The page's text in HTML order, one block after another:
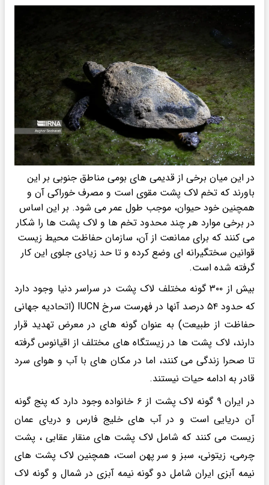
در این میان برخی از قدیمی های بومی مناطق جنوبی بر این
باورند که تخم لاک پشت مقوی است و مصرف خوراکی آن و
همچنین خود حیوان، موجب طول عمر می شود. بر این اساس
در برخی موارد هر چند محدود تخم ها و لاک پشت ها را شکار
می کنند که برای ممانعت از آن، سازمان حفاظت محیط زیست
قوانین سختگیرانه ای وضع کرده و تا حد زیادی جلوی این کار
گرفته شده است.
بیش از ۳۰۰ گونه مختلف لاک‌ پشت‌ ‌در سراسر دنیا وجود دارد
که حدود ۵۴ درصد آنها در فهرست سرخ IUCN (اتحادیه جهانی
حفاظت از طبیعت) به عنوان گونه ‌های در معرض تهدید قرار
دارند، لاک پشت ها در زیستگاه ‌های مختلف از اقیانوس گرفته
تا صحرا زندگی می ‌کنند، اما در مکان ‌های با آب و هوای سرد
قادر به ادامه حیات نیستند.
در ایران ۹ گونه لاک ‌پشت از ۶ خانواده وجود دارد که پنج گونه
آن دریایی است و در آب های خلیج فارس و دریای عمان
زیست می کنند که شامل لاک پشت های منقار عقابی ، پشت
چرمی، زیتونی، سبز و سر پهن است، همچنین لاک ‌پشت‌ های
نیمه ‌آبزی ایران شامل دو گونه نیمه ‌آبزی در شمال و گونه لاک